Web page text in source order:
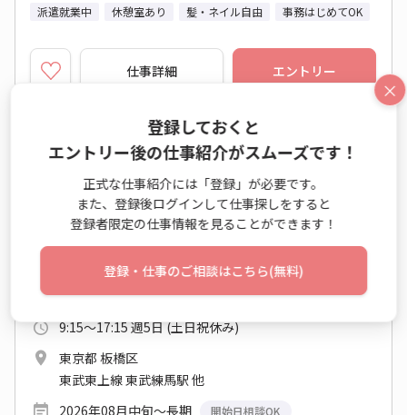
派遣就業中
休憩室あり 髪・ネイル自由 事務はじめてOK
仕事詳細 エントリー
★即日開始★《人気の非営利★東武練馬》検査
に関する事務♪
一般事務・OA事務
時給 1,540円～1,540円
9:15～17:15 週5日 (土日祝休み)
東京都 板橋区
東武東上線 東武練馬駅 他
2026年08月中旬～長期
開始日相談OK
×
登録しておくと
エントリー後の仕事紹介がスムーズです！
正式な仕事紹介には「登録」が必要です。
また、登録後ログインして仕事探しをすると
登録者限定の仕事情報を見ることができます！
登録・仕事のご相談はこちら(無料)